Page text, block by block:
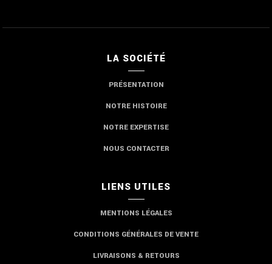
LA SOCIÉTÉ
PRÉSENTATION
NOTRE HISTOIRE
NOTRE EXPERTISE
NOUS CONTACTER
LIENS UTILES
MENTIONS LÉGALES
CONDITIONS GÉNÉRALES DE VENTE
LIVRAISONS & RETOURS